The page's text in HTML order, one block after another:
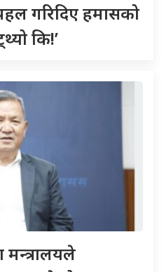
गरिदिए हमासको
कि!’
मन्त्रालयले